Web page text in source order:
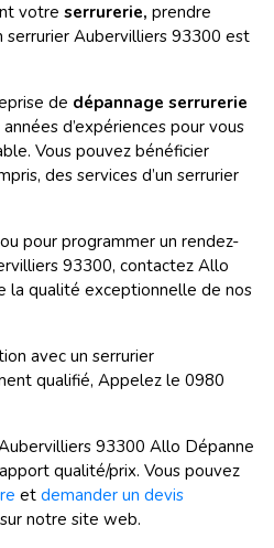
votre serrurerie, prendre
serrurier Aubervilliers 93300 est
de dépannage serrurerie
d’expériences pour vous
Vous pouvez bénéficier
des services d’un serrurier
pour programmer un rendez-
93300, contactez Allo
la qualité exceptionnelle de nos
avec un serrurier
qualifié, Appelez le 0980
93300 Allo Dépanne
qualité/prix. Vous pouvez
et demander un devis
sur notre site web.